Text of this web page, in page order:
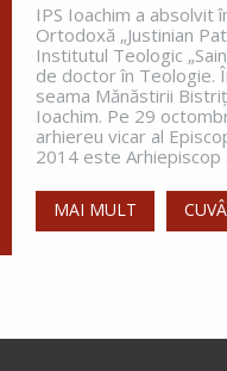
în
săi,
greutăți
de
IPS Ioachim a absolvit
Ortodoxă „Justinian
Institutul Teologic
de doctor în Teologie.
seama Mănăstirii
Ioachim. Pe 29
arhiereu vicar al
2014 este Arhiepiscop
MAI MULT